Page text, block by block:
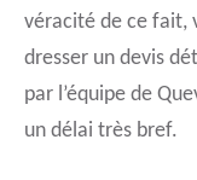
véracité de ce fait,
dresser un devis
par l’équipe de
un délai très bref.